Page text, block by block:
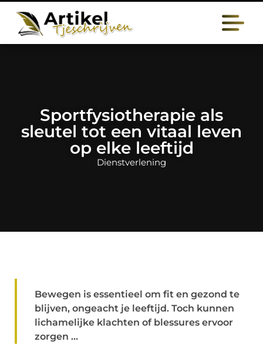
Sportfysiotherapie als
sleutel tot een vitaal leven
op elke leeftijd
Dienstverlening
Bewegen is essentieel om fit en gezond te
blijven, ongeacht je leeftijd. Toch kunnen
lichamelijke klachten of blessures ervoor
zorgen ...